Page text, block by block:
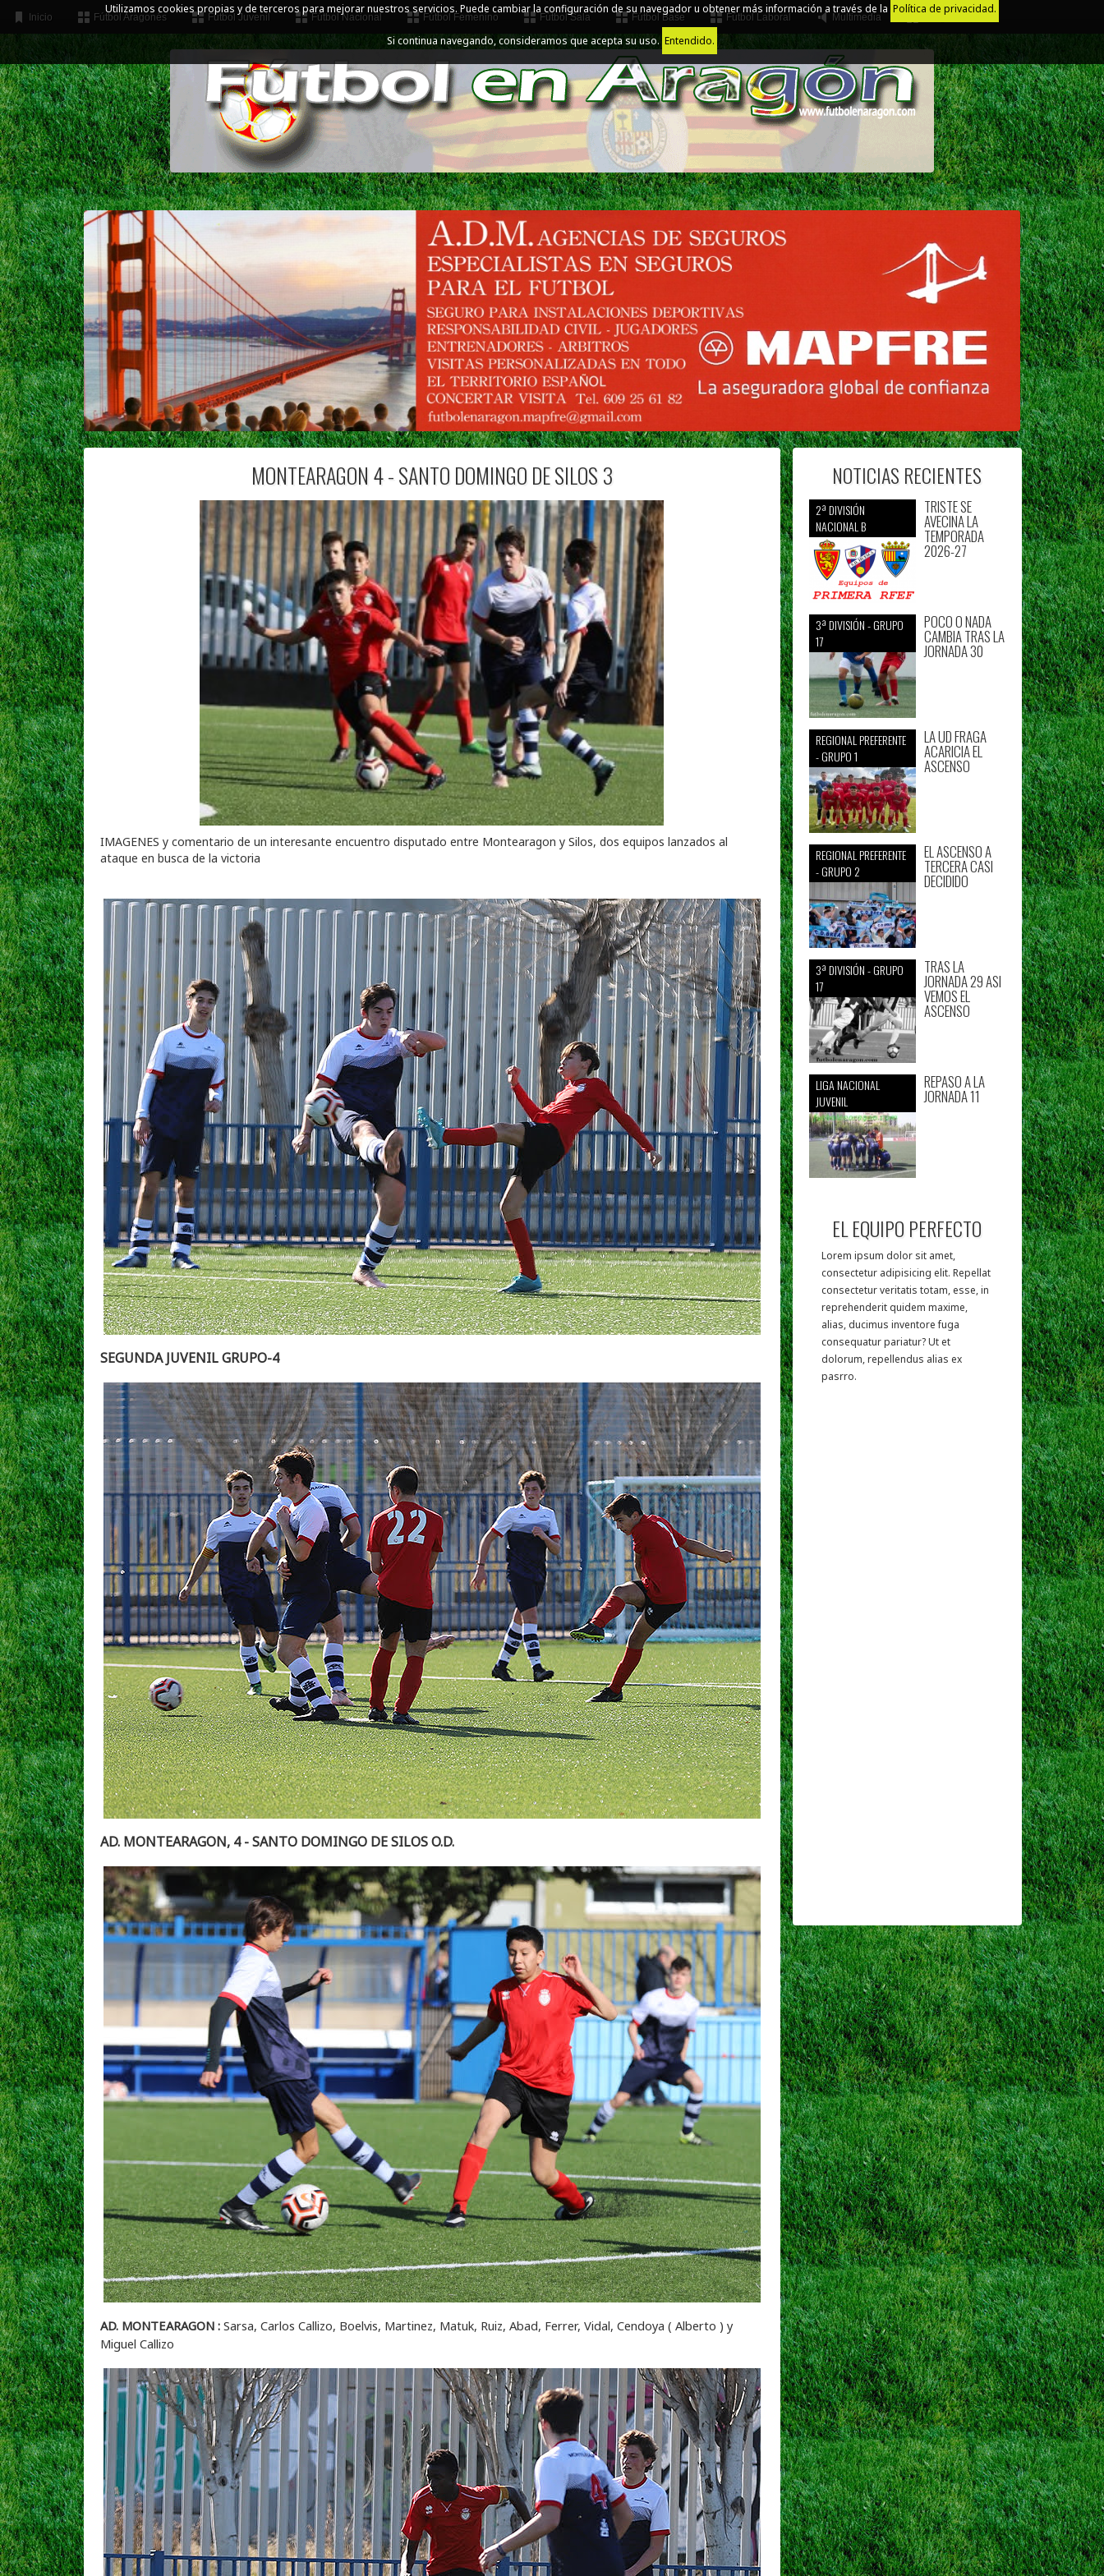
Utilizamos cookies propias y de terceros para mejorar nuestros servicios. Puede cambiar la configuración de su navegador u obtener más información a través de la Política de privacidad.
Si continua navegando, consideramos que acepta su uso. Entendido.
Inicio Fútbol Aragonés Fútbol Juvenil Fútbol Nacional Fútbol Femenino Fútbol Sala Fútbol Base Fútbol Laboral Multimedia Juego Limpio
MONTEARAGON 4 - SANTO DOMINGO DE SILOS 3
IMAGENES y comentario de un interesante encuentro disputado entre Montearagon y Silos, dos equipos lanzados al
ataque en busca de la victoria
SEGUNDA JUVENIL GRUPO-4
AD. MONTEARAGON, 4 - SANTO DOMINGO DE SILOS O.D.
AD. MONTEARAGON : Sarsa, Carlos Callizo, Boelvis, Martinez, Matuk, Ruiz, Abad, Ferrer, Vidal, Cendoya ( Alberto ) y
Miguel Callizo
NOTICIAS RECIENTES
2ª DIVISIÓN
NACIONAL B
TRISTE SE
AVECINA LA
TEMPORADA
2026-27
3ª DIVISIÓN - GRUPO
17
POCO O NADA
CAMBIA TRAS LA
JORNADA 30
REGIONAL PREFERENTE
- GRUPO 1
LA UD FRAGA
ACARICIA EL
ASCENSO
REGIONAL PREFERENTE
- GRUPO 2
EL ASCENSO A
TERCERA CASI
DECIDIDO
3ª DIVISIÓN - GRUPO
17
TRAS LA
JORNADA 29 ASI
VEMOS EL
ASCENSO
LIGA NACIONAL
JUVENIL
REPASO A LA
JORNADA 11
EL EQUIPO PERFECTO
Lorem ipsum dolor sit amet,
consectetur adipisicing elit. Repellat
consectetur veritatis totam, esse, in
reprehenderit quidem maxime,
alias, ducimus inventore fuga
consequatur pariatur? Ut et
dolorum, repellendus alias ex
pasrro.